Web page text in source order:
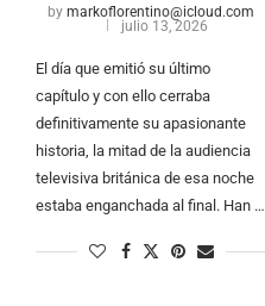
by markoflorentino@icloud.com
julio 13, 2026
El día que emitió su último
capítulo y con ello cerraba
definitivamente su apasionante
historia, la mitad de la audiencia
televisiva británica de esa noche
estaba enganchada al final. Han …